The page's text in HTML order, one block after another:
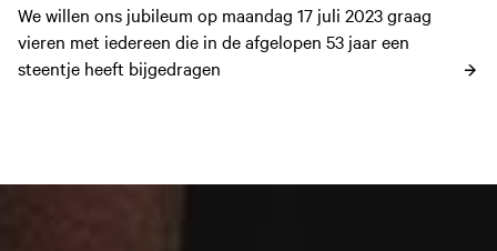
We willen ons jubileum op maandag 17 juli 2023 graag
vieren met iedereen die in de afgelopen 53 jaar een
steentje heeft bijgedragen